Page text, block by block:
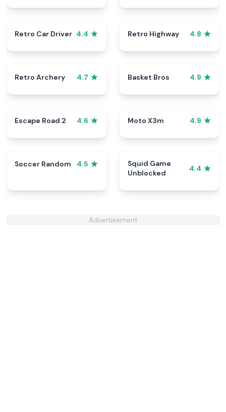
Retro Car Driver 4.4 Retro Highway 4.8
Retro Archery 4.7 Basket Bros 4.9
Escape Road 2 4.6 Moto X3m 4.9
Soccer Random 4.5
Squid Game
Unblocked
4.4
Advertisement